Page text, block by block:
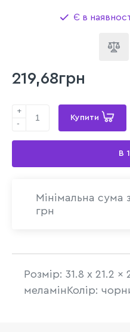
Є в
219,68грн
+
-
Купити
В
Мінімальна сума
грн
Розмір: 31.8 x 21.2 x
меламінКолір: